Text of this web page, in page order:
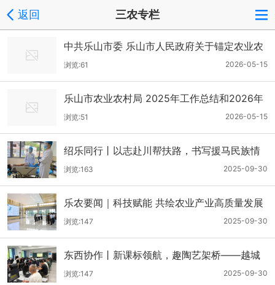
返回 三农专栏
中共乐山市委 乐山市人民政府关于锚定农业农
村现代化扎实推进乡村全面振兴的实施意见
2026-05-15
浏览:61
乐山市农业农村局 2025年工作总结和2026年
工作打算
2026-05-15
浏览:51
绍乐同行丨以志赴川帮扶路，书写援马民族情
2025-09-30
浏览:163
乐农要闻｜科技赋能 共绘农业产业高质量发展
蓝图
2025-09-30
浏览:147
东西协作丨新课标领航，趣陶艺架桥——越城
双师赋能马边美育
2025-09-30
浏览:147